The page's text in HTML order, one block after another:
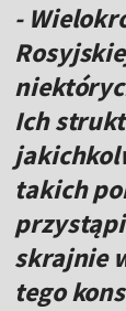
-
Ich
takich
skrajnie
tego